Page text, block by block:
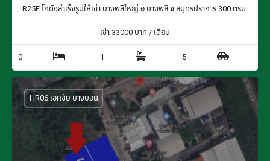
R25F โกดังสำเร็จรูปให้เช่า บางพลีใหญ่ อ.บางพลี จ.สมุทรปราการ 300 ตรม.
เช่า 33000 บาท / เดือน
0 1 5
HR06 เอกชัย บางบอน